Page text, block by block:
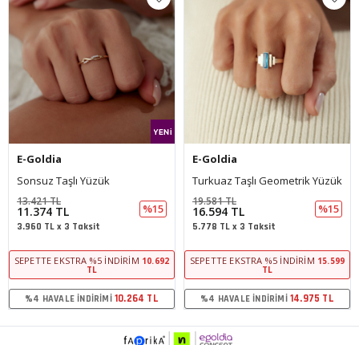
%15
İNDIRIM10.692
10.264 TL
Turkuaz Taşlı Geometrik Yüzük
%15
5.778 TL x 3 Taksit
SEPETTE EKSTRA %5 İNDIRIM15.599
%4 HAVALE İNDIRIMI 14.975 TL
8.366 TL x 3 Taksit
SEPETTE EKSTRA %5
%4 HAVALE